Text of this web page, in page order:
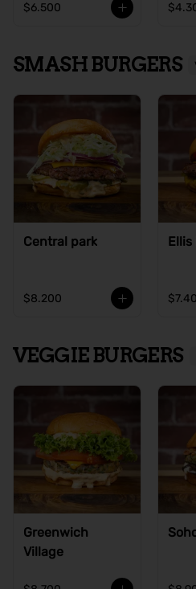
$6.500
SMASH BURGERS
Central park
$8.200
Ellis
VEGGIE BURGERS
Greenwich
Village